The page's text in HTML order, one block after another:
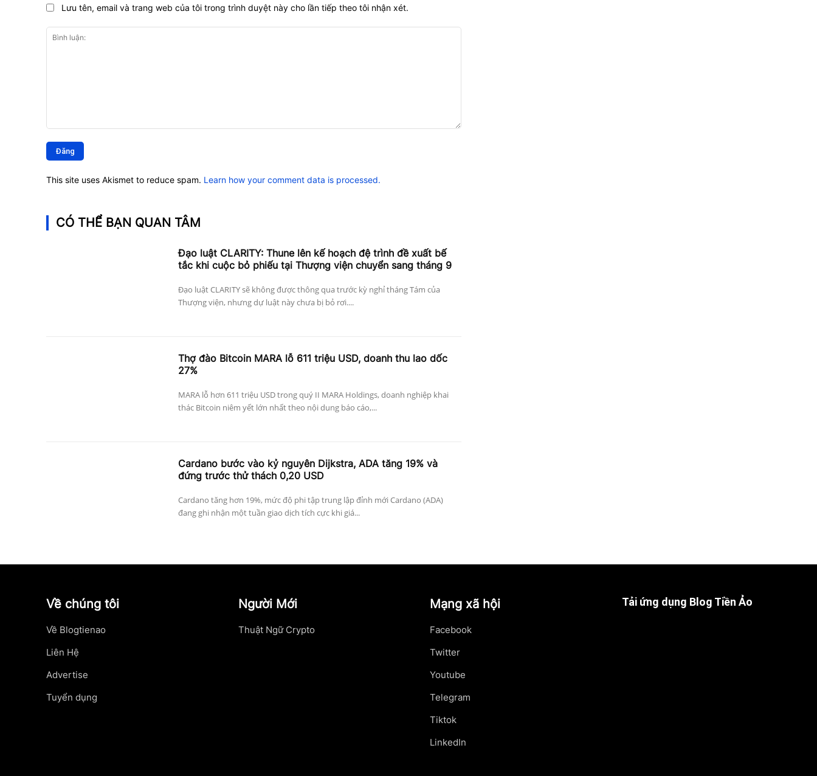
luận:
Lưu tên, email và trang web của tôi trong trình duyệt này cho lần tiếp theo tôi nhận xét.
This site uses Akismet to reduce spam. Learn how your comment data is processed.
CÓ THỂ BẠN QUAN TÂM
Đạo luật CLARITY: Thune lên kế hoạch đệ trình đề xuất bế
tắc khi cuộc bỏ phiếu tại Thượng viện chuyển sang tháng 9
Đạo luật CLARITY sẽ không được thông qua trước kỳ nghỉ tháng Tám của
Thượng viện, nhưng dự luật này chưa bị bỏ rơi....
Thợ đào Bitcoin MARA lỗ 611 triệu USD, doanh thu lao dốc
27%
MARA lỗ hơn 611 triệu USD trong quý II MARA Holdings, doanh nghiệp khai
thác Bitcoin niêm yết lớn nhất theo nội dung báo cáo,...
Cardano bước vào kỷ nguyên Dijkstra, ADA tăng 19% và
đứng trước thử thách 0,20 USD
Cardano tăng hơn 19%, mức độ phi tập trung lập đỉnh mới Cardano (ADA)
đang ghi nhận một tuần giao dịch tích cực khi giá...
Về chúng tôi
Về Blogtienao
Liên Hệ
Advertise
Tuyển dụng
Người Mới
Thuật Ngữ Crypto
Mạng xã hội
Facebook
Twitter
Youtube
Telegram
Tiktok
LinkedIn
Tải ứng dụng Blog Tiền Ảo